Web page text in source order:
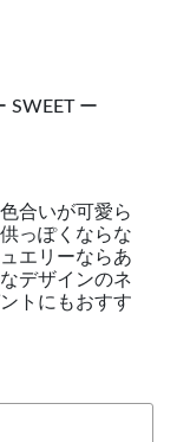
SWEET ー
合いが可愛ら
っぽくならな
エリーならあ
デザインのネ
トにもおすす